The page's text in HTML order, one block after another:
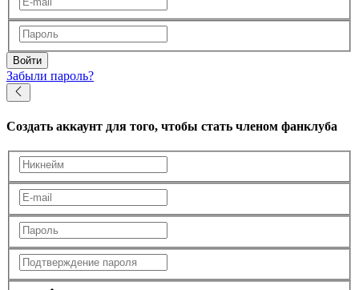
Войти
Забыли пароль?
Создать аккаунт для того, чтобы стать членом фанклуба